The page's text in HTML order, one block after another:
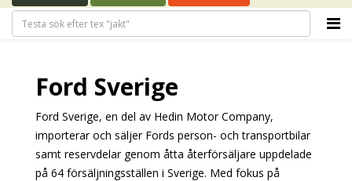
Ford Sverige
Ford Sverige, en del av Hedin Motor Company,
importerar och säljer Fords person- och transportbilar
samt reservdelar genom åtta återförsäljare uppdelade
på 64 försäljningsställen i Sverige. Med fokus på